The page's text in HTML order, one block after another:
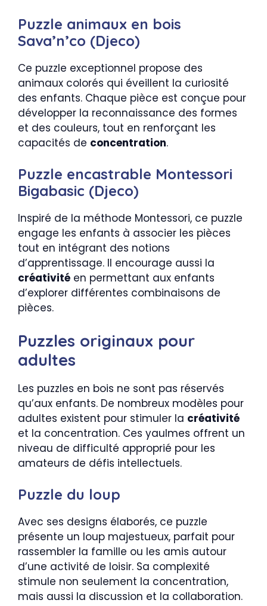
Puzzle animaux en bois
Sava’n’co (Djeco)
Ce puzzle exceptionnel propose des
animaux colorés qui éveillent la curiosité
des enfants. Chaque pièce est conçue pour
développer la reconnaissance des formes
et des couleurs, tout en renforçant les
capacités de concentration.
Puzzle encastrable Montessori
Bigabasic (Djeco)
Inspiré de la méthode Montessori, ce puzzle
engage les enfants à associer les pièces
tout en intégrant des notions
d’apprentissage. Il encourage aussi la
créativité en permettant aux enfants
d’explorer différentes combinaisons de
pièces.
Puzzles originaux pour
adultes
Les puzzles en bois ne sont pas réservés
qu’aux enfants. De nombreux modèles pour
adultes existent pour stimuler la créativité
et la concentration. Ces yaulmes offrent un
niveau de difficulté approprié pour les
amateurs de défis intellectuels.
Puzzle du loup
Avec ses designs élaborés, ce puzzle
présente un loup majestueux, parfait pour
rassembler la famille ou les amis autour
d’une activité de loisir. Sa complexité
stimule non seulement la concentration,
mais aussi la discussion et la collaboration.